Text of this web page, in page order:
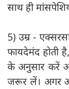
साथ ही
5) उम्र -
फायदेमंद होती
के अनुसार करें
जरूर लें। अगर